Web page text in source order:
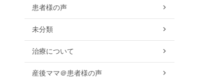
患者様の声
未分類
治療について
産後ママ＠患者様の声